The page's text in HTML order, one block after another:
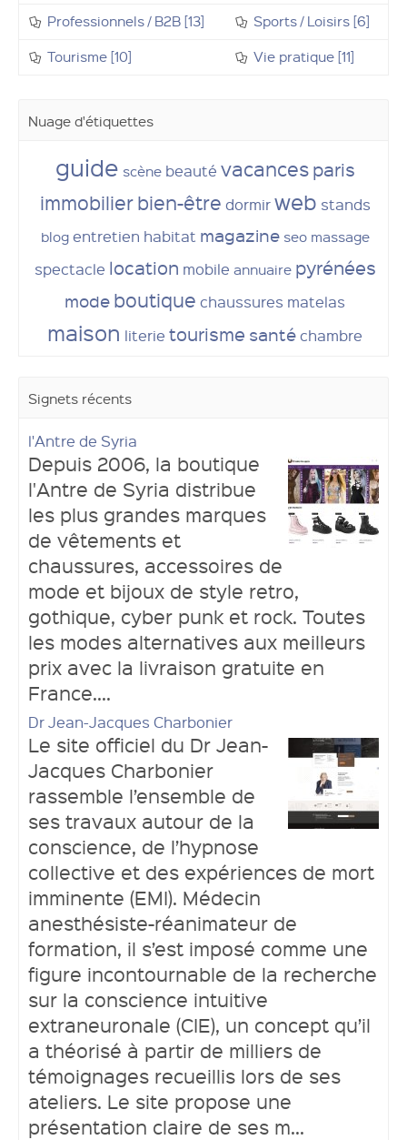
Professionnels / B2B [13]
Sports / Loisirs [6]
Tourisme [10]
Vie pratique [11]
Nuage d'étiquettes
guide scène beauté vacances paris
immobilier bien-être dormir web stands
blog entretien habitat magazine seo massage
spectacle location mobile annuaire pyrénées
mode boutique chaussures matelas
maison literie tourisme santéchambre
Signets récents
l'Antre de Syria
Depuis 2006, la boutique
l'Antre de Syria distribue
les plus grandes marques
de vêtements et
chaussures, accessoires de
mode et bijoux de style retro,
gothique, cyber punk et rock. Toutes
les modes alternatives aux meilleurs
prix avec la livraison gratuite en
France....
Dr Jean-Jacques Charbonier
Le site officiel du Dr Jean-
Jacques Charbonier
rassemble l’ensemble de
ses travaux autour de la
conscience, de l’hypnose
collective et des expériences de mort
imminente (EMI). Médecin
anesthésiste-réanimateur de
formation, il s’est imposé comme une
figure incontournable de la recherche
sur la conscience intuitive
extraneuronale (CIE), un concept qu’il
a théorisé à partir de milliers de
témoignages recueillis lors de ses
ateliers. Le site propose une
présentation claire de ses m...